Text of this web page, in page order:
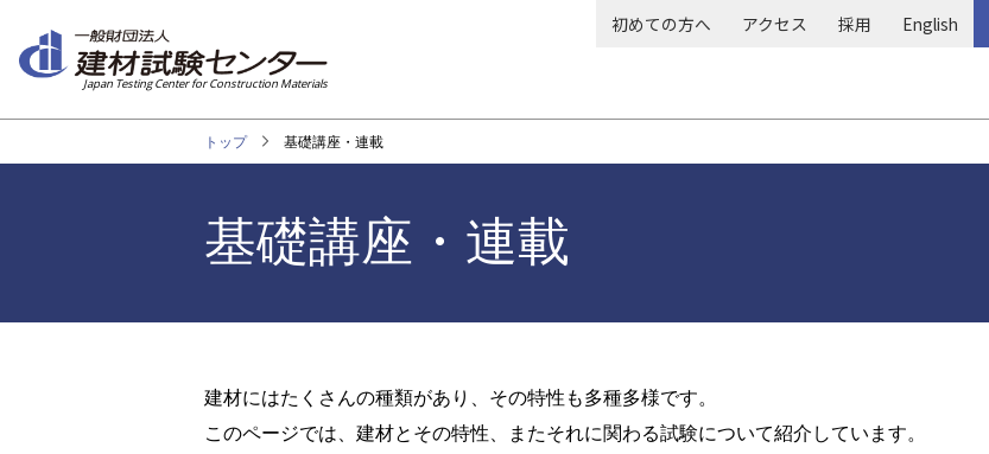
テ
Japan Testing Center for Construction Materials
初めての方へ アクセス 採用 English
トップ 基礎講座・連載
基礎講座・連載
建材にはたくさんの種類があり、その特性も多種多様です。
このページでは、建材とその特性、またそれに関わる試験について紹介しています。